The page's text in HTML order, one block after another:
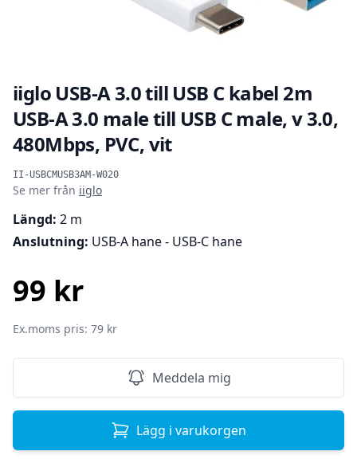
iiglo USB-A 3.0 till USB C kabel 2m
USB-A 3.0 male till USB C male, v 3.0,
480Mbps, PVC, vit
II-USBCMUSB3AM-W020
Produktinformation
Se mer från iiglo
Längd: 2 m
Anslutning: USB-A hane - USB-C hane
99 kr
Ex.moms pris: 79 kr
Meddela mig
Lägg i varukorgen